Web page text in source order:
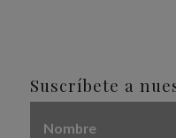
Suscríbete a
Nombre